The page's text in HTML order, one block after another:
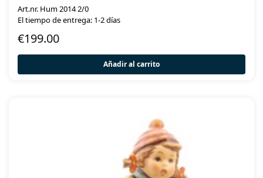
Art.nr. Hum 2014 2/0
El tiempo de entrega: 1-2 días
€199.00
Añadir al carrito